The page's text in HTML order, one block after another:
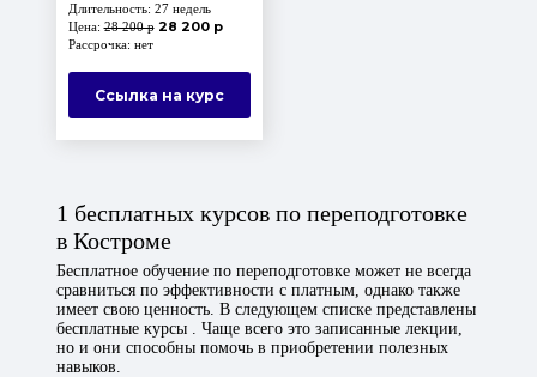
Длительность: 27 недель
Цена:28 200 р 28 200 р
Рассрочка: нет
Ссылка на курс
1 бесплатных курсов по переподготовке
в Костроме
Бесплатное обучение по переподготовке может не всегда
сравниться по эффективности с платным, однако также
имеет свою ценность. В следующем списке представлены
бесплатные курсы . Чаще всего это записанные лекции,
но и они способны помочь в приобретении полезных
навыков.